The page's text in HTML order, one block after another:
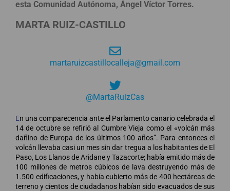
esta Comunidad Autónoma, Ángel Víctor Torres.
MARTA RUIZ-CASTILLO
martaruizcastillocalleja@gmail.com
@MartaRuizCas
En una comparecencia ante el Parlamento canario celebrada el
14 de octubre se refirió al Cumbre Vieja como el «volcán más
dañino de Europa de los últimos 100 años”. Para entonces el
volcán llevaba casi un mes sin dar tregua a los habitantes de El
Paso, Los Llanos de Aridane y Tazacorte; había emitido más de
100 millones de metros cúbicos de lava destruyendo más de
1.500 edificaciones, y había cubierto más de 400 hectáreas de
terreno y cientos de ciudadanos habían sido evacuados de sus